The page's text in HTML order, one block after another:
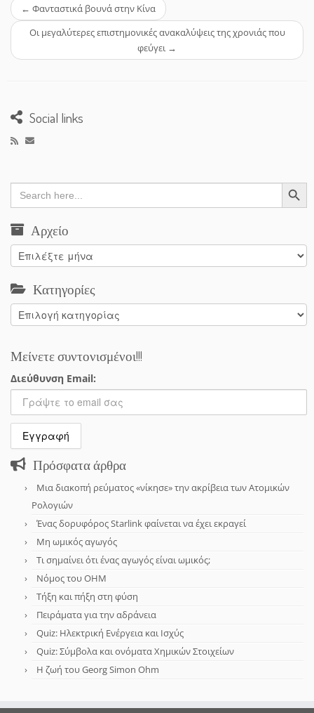
← Φανταστικά βουνά στην Κίνα
Οι μεγαλύτερες επιστημονικές ανακαλύψεις της χρονιάς που
φεύγει →
Social links
Search
for:
Search Button
Αρχείο
Αρχείο
Κατηγορίες
Κατηγορίες
Μείνετε συντονισμένοι!!!
Διεύθυνση Email:
Πρόσφατα άρθρα
Μια διακοπή ρεύματος «νίκησε» την ακρίβεια των Ατομικών
Ρολογιών
Ένας δορυφόρος Starlink φαίνεται να έχει εκραγεί
Μη ωμικός αγωγός
Τι σημαίνει ότι ένας αγωγός είναι ωμικός;
Νόμος του OHM
Τήξη και πήξη στη φύση
Πειράματα για την αδράνεια
Quiz: Ηλεκτρική Ενέργεια και Ισχύς
Quiz: Σύμβολα και ονόματα Χημικών Στοιχείων
Η ζωή του Georg Simon Ohm